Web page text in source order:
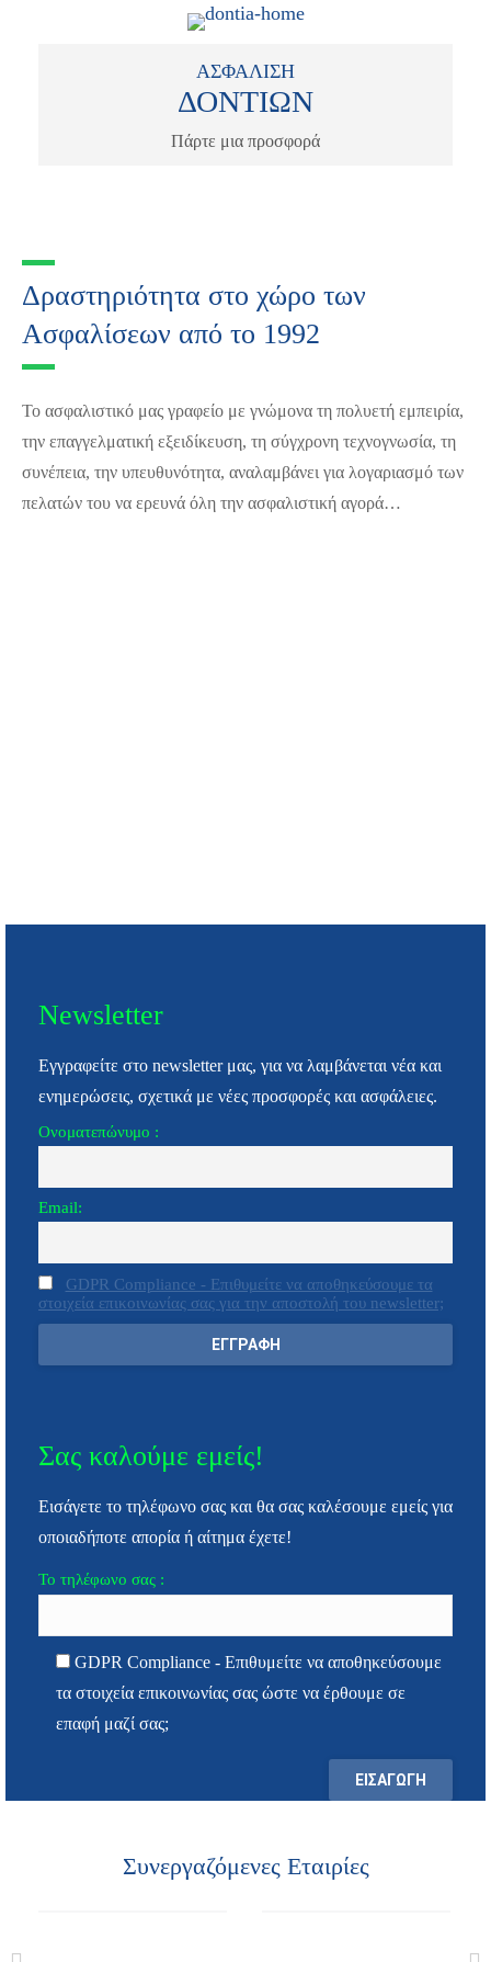
ΑΣΦΑΛΙΣΗ
ΔΟΝΤΙΩΝ
Πάρτε μια προσφορά
Δραστηριότητα στο χώρο των
Ασφαλίσεων από το 1992
Το ασφαλιστικό μας γραφείο με γνώμονα τη πολυετή εμπειρία,
την επαγγελματική εξειδίκευση, τη σύγχρονη τεχνογνωσία, τη
συνέπεια, την υπευθυνότητα, αναλαμβάνει για λογαριασμό των
πελατών του να ερευνά όλη την ασφαλιστική αγορά…
Newsletter
Εγγραφείτε στο newsletter μας, για να λαμβάνεται νέα και
ενημερώσεις, σχετικά με νέες προσφορές και ασφάλειες.
Ονοματεπώνυμο :
Email:
GDPR Compliance - Επιθυμείτε να αποθηκεύσουμε τα
στοιχεία επικοινωνίας σας για την αποστολή του newsletter;
Σας καλούμε εμείς!
Εισάγετε το τηλέφωνο σας και θα σας καλέσουμε εμείς για
οποιαδήποτε απορία ή αίτημα έχετε!
Το τηλέφωνο σας :
GDPR Compliance - Επιθυμείτε να αποθηκεύσουμε
τα στοιχεία επικοινωνίας σας ώστε να έρθουμε σε
επαφή μαζί σας;
Συνεργαζόμενες Εταιρίες